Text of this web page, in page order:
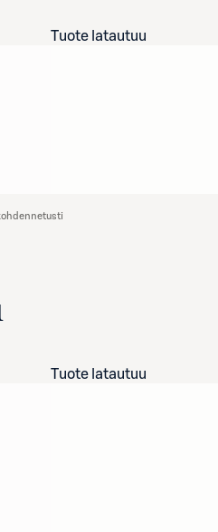
Tuote latautuu
Tuote latautuu